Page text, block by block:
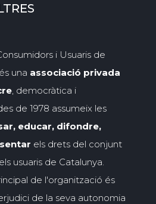
i Usuaris de
una associació privada
, democràtica i
de 1978 assumeix les
educar, difondre,
els drets del conjunt
usuaris de Catalunya.
de l'organització és
de la seva autonomia